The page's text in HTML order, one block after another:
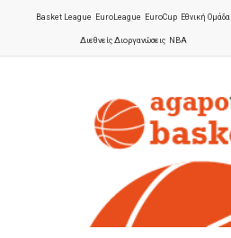
Basket League EuroLeague EuroCup Εθνική Ομάδα
Διεθνείς Διοργανώσεις NBA